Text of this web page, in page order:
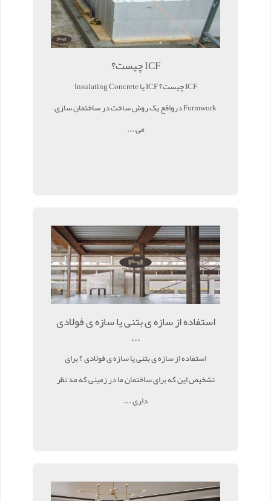
ICF چیست؟
ICF چیست؟ ICF یا Insulating Concrete
Formwork درواقع یک روش ساخت در ساختمان سازی
می ...
استفاده از سازه ی بتنی یا سازه ی فولادی
...
استفاده از سازه ی بتنی یا سازه ی فولادی ؟ برای
تشخیص این که برای ساختمان ما در زمینی که مد نظر
داری ...